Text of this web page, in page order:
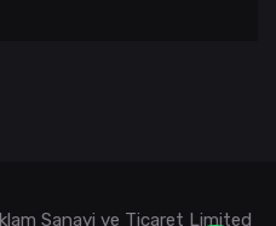
Sanayi ve Ticaret Limited